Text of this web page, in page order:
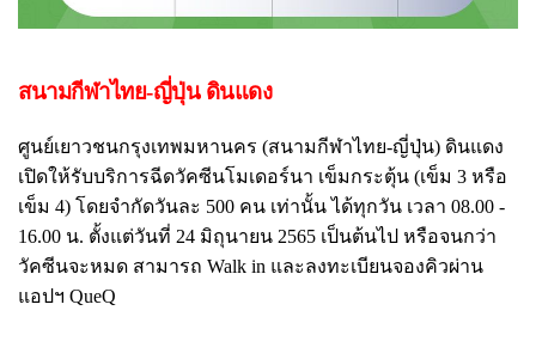
สนามกีฬาไทย-ญี่ปุ่น ดินแดง
ศูนย์เยาวชนกรุงเทพมหานคร (สนามกีฬาไทย-ญี่ปุ่น) ดินแดง
เปิดให้รับบริการฉีดวัคซีนโมเดอร์นา เข็มกระตุ้น (เข็ม 3 หรือ
เข็ม 4) โดยจำกัดวันละ 500 คน เท่านั้น ได้ทุกวัน เวลา 08.00 -
16.00 น. ตั้งแต่วันที่ 24 มิถุนายน 2565 เป็นต้นไป หรือจนกว่า
วัคซีนจะหมด สามารถ Walk in และลงทะเบียนจองคิวผ่าน
แอปฯ QueQ